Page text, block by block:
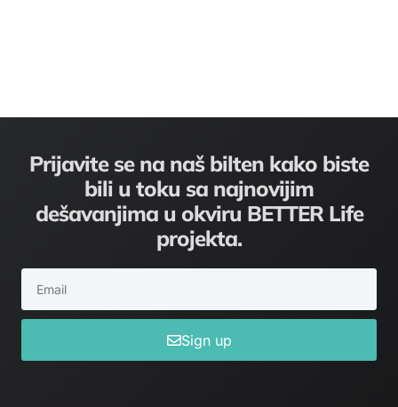
Prijavite se na naš bilten kako biste
bili u toku sa najnovijim
dešavanjima u okviru BETTER Life
projekta.
Sign up